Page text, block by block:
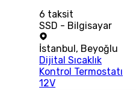
6 taksit
SSD - Bilgisayar
İstanbul , Beyoğlu
Dijital Sıcaklık
Kontrol Termostatı
12V